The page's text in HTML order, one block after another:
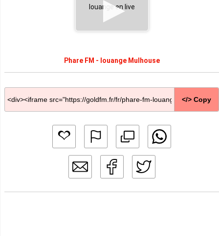
Phare FM - louange Mulhouse
</> Copy